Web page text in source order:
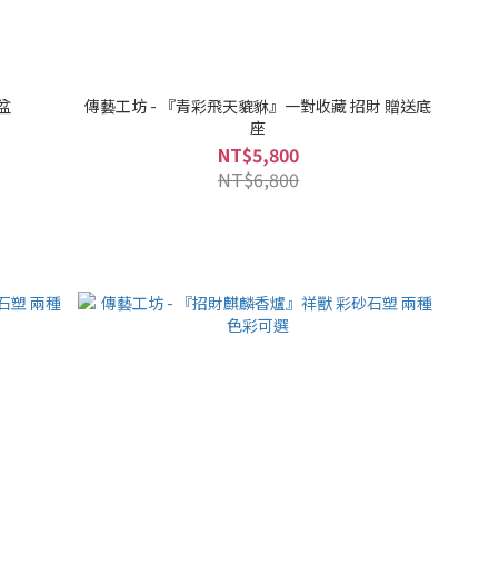
傳藝工坊 - 『青彩飛天貔貅』一對收藏 招財 贈送底
座
NT$5,800
NT$6,800